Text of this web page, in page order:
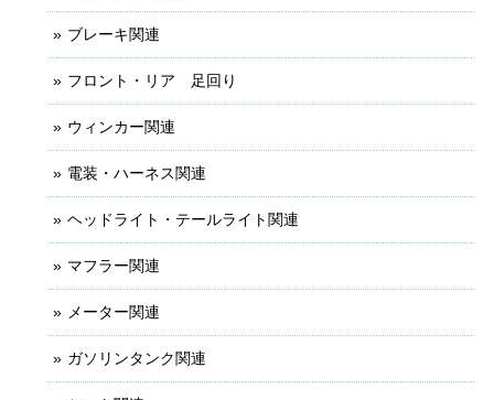
ブレーキ関連
フロント・リア 足回り
ウィンカー関連
電装・ハーネス関連
ヘッドライト・テールライト関連
マフラー関連
メーター関連
ガソリンタンク関連